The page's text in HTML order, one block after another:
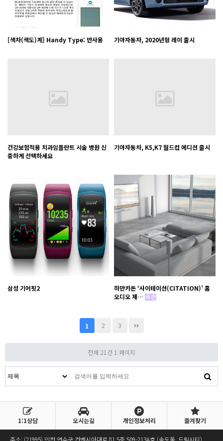
[색차(색도)계] Handy Type: 반사용 기아자동차, 2020년형 레이 출시
건강보험적용 치과임플란트 시술 병원 신
중하게 선택하세요
기아자동차, K5,K7 월드컵 에디션 출시
삼성 기어핏2
하만카돈 ‘사이테이션(CITATION)’ 홈
오디오 제…
1 2 3
전체 21건 1 페이지
1:1상담 오시는길 개인정보처리 즐겨찾기